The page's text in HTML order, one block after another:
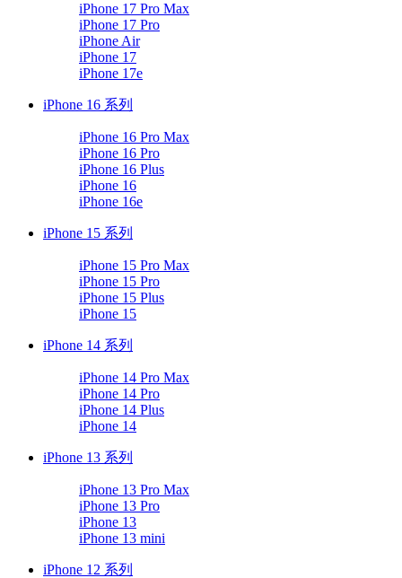
iPhone 17 Pro Max
iPhone 17 Pro
iPhone Air
iPhone 17
iPhone 17e
iPhone 16 系列
iPhone 16 Pro Max
iPhone 16 Pro
iPhone 16 Plus
iPhone 16
iPhone 16e
iPhone 15 系列
iPhone 15 Pro Max
iPhone 15 Pro
iPhone 15 Plus
iPhone 15
iPhone 14 系列
iPhone 14 Pro Max
iPhone 14 Pro
iPhone 14 Plus
iPhone 14
iPhone 13 系列
iPhone 13 Pro Max
iPhone 13 Pro
iPhone 13
iPhone 13 mini
iPhone 12 系列